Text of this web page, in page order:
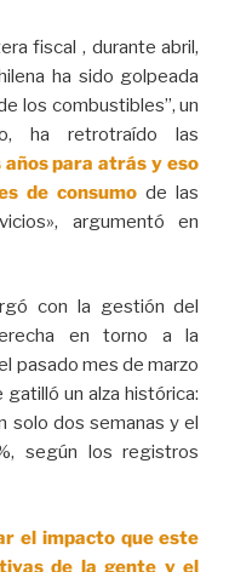
fiscal , durante abril,
ha sido golpeada
los combustibles”, un
ha retrotraído las
años para atrás y eso
de consumo de las
argumentó en
con la gestión del
en torno a la
pasado mes de marzo
gatilló un alza histórica:
solo dos semanas y el
según los registros
el impacto que este
de la gente y el